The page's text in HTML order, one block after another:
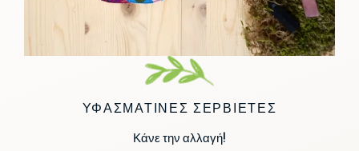
ΥΦΑΣΜΑΤΙΝΕΣ ΣΕΡΒΙΕΤΕΣ
Κάνε την αλλαγή!